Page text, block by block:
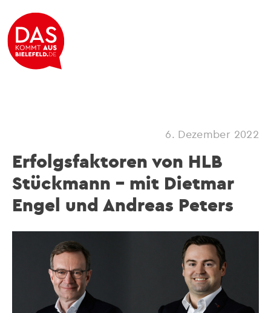
6. Dezember 2022
Erfolgsfaktoren von HLB
Stückmann – mit Dietmar
Engel und Andreas Peters